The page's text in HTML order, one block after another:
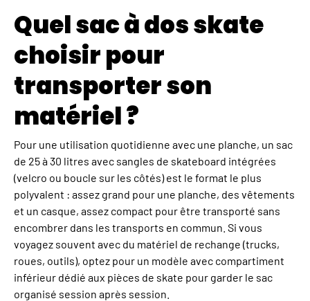
Quel sac à dos skate
choisir pour
transporter son
matériel ?
Pour une utilisation quotidienne avec une planche, un sac
de 25 à 30 litres avec sangles de skateboard intégrées
(velcro ou boucle sur les côtés) est le format le plus
polyvalent : assez grand pour une planche, des vêtements
et un casque, assez compact pour être transporté sans
encombrer dans les transports en commun. Si vous
voyagez souvent avec du matériel de rechange (trucks,
roues, outils), optez pour un modèle avec compartiment
inférieur dédié aux pièces de skate pour garder le sac
organisé session après session.